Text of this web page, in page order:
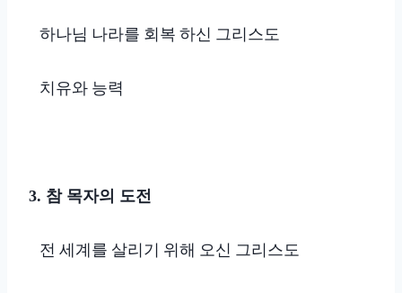
하나님 나라를 회복 하신 그리스도
치유와 능력
3. 참 목자의 도전
전 세계를 살리기 위해 오신 그리스도